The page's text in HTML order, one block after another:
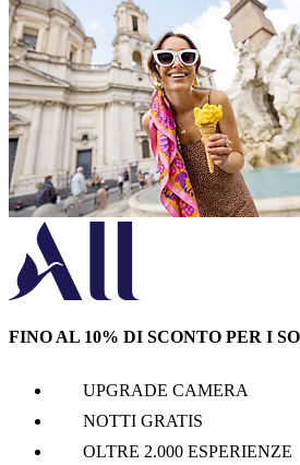
FINO AL 10% DI SCONTO PER I
UPGRADE CAMERA
NOTTI GRATIS
OLTRE 2.000 ESPERIENZE